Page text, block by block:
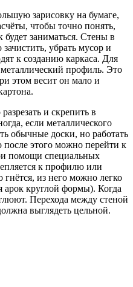
зарисовку на бумаге,
чтобы точно понять,
будет заниматься. Стены в
убрать мусор и
к созданию каркаса. Для
профиль. Это
этом весит он мало и
и скрепить в
если металлического
обычные доски, но работать
этого можно перейти к
помощи специальных
к профилю или
гнётся, из него можно легко
арок круглой формы). Когда
Перехода между стеной
выглядеть цельной.